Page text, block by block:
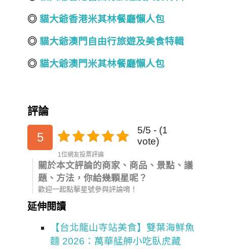
◎ 貓大爺香港米其林餐廳懶人包
◎ 貓大爺澳門自由行旅遊及美食特輯
◎ 貓大爺澳門米其林餐廳懶人包
評論
5
5/5 - (1
vote)
1位網友投票評論
關於本文評論的商家、商品、景點、議
題、方法，你給幾顆星呢？
歡迎一起點擊星號參與評論唷！
延伸閱讀
【台北龍山寺站美食】雙葉海鮮魚
麵 2026：萬華艋舺小吃臥虎藏